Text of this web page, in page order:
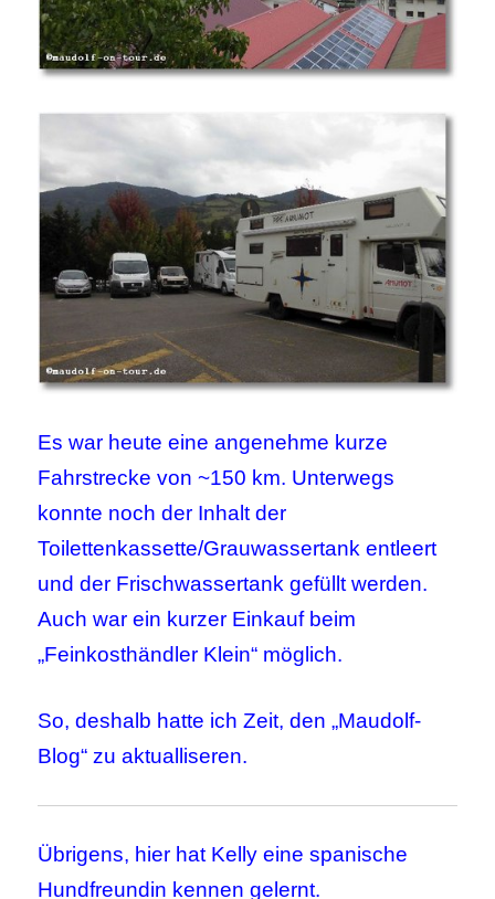
Es war heute eine angenehme kurze
Fahrstrecke von ~150 km. Unterwegs
konnte noch der Inhalt der
Toilettenkassette/Grauwassertank entleert
und der Frischwassertank gefüllt werden.
Auch war ein kurzer Einkauf beim
„Feinkosthändler Klein“ möglich.
So, deshalb hatte ich Zeit, den „Maudolf-
Blog“ zu aktualliseren.
Übrigens, hier hat Kelly eine spanische
Hundfreundin kennen gelernt.